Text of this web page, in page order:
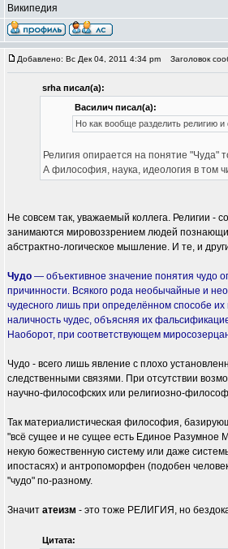
Википедия
Добавлено: Вс Дек 04, 2011 4:34 pm Заголовок
srha писал(а):
Василич писал(а):
Но как вообще разделить религию
Религия опирается на понятие "Чуда"
А философия, наука, идеология в том
Не совсем так, уважаемый коллега. Религии -
занимаются мировоззрением людей
абстрактно-логическое мышление. И те, и
Чудо — объективное значение понятия чудо
причинности. Всякого рода необычайные и
чудесного лишь при определённом способе их
наличность чудес, объясняя их
Наоборот, при соответствующем
Чудо - всего лишь явление с плохо
следственными связями. При отсутствии
научно-философских или религиозно-
Так материалистическая философия,
"всё сущее и не сущее есть Единое Разумное
некую божественную систему или даже
ипостасях) и антропоморфен (подобен
"чудо" по-разному.
Значит атеизм - это тоже РЕЛИГИЯ, но
Цитата: